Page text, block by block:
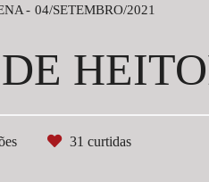
04/SETEMBRO/2021
31 curtidas